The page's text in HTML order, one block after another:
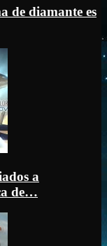
de diamante es
a
de…